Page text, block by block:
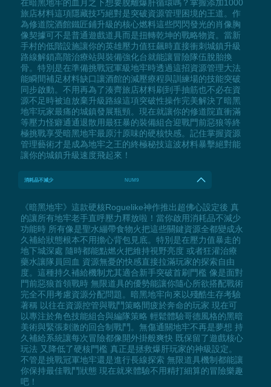
在暗黑地牢的血月之下想要脫離爆肝循環嗎？掌握添加1000
旅店材料這項隱藏技巧絕對是突破資源管理困境的王道。作
為修道院酒館鐵匠鋪升級的核心燃料這些閃閃發光的肖像胸
像契據可不是普通遊戲道具而是扭轉乾坤的戰略物資。當新
手村的低階設施讓你的英雄壓力值狂飆時直接衝刺城鎮升級
路線解鎖高階治療站與裝備強化台就能讓冒險隊伍脫胎換
骨。特別是在準備挑戰冠軍級地牢時透過這招資源管理大法
能瞬間補足材料缺口讓酒館的減壓療程與訓練場的技能突破
同步啟動。不用再為了湊齊旅店材料刷到手抽筋也不必在資
源不足時被迫放棄升級路線這項突破性操作完美解決了暗黑
地牢玩家最痛的城鎮發展瓶頸。現在就讓你的修道院直衝滿
等壓力怪癖通通退散用最狂暴的裝備組合迎戰門前惡狼等終
極挑戰享受暗黑地牢最原汁原味的硬核快感。記住掌握資源
管理藝術才是成為地牢之王的終極秘技這波材料暴擊絕對能
讓你的城鎮升級速度飛起來！
消耗品不減少 NUM9
《暗黑地牢》這款硬核Roguelike神作推出超佛心設定後 真
的讓所有地牢老手直呼壓力釋放啦！當你啟用消耗品不減少
功能時 所有像是聖水繃帶食物火把這些關鍵資源全都變成永
久補給狀態根本不用擔心背包見底。特別是在壓力值暴走的
地下城深處 隨時都能點燃火把維持視野亮度 或者狂灌治療
藥水讓隊員回血 資源無憂的快感直接拉滿玩家的探索自由
度。這種持久補給機制尤其適合新手突破首刷門檻 像是面對
門前惡狼首領戰時 無限道具的優勢能讓你隨心所欲搭配戰術
完全不用考慮資源分配問題。暗黑地牢向來以殘酷生存考驗
著稱 以往在資源控管與戰鬥策略間疲於奔命的玩家 現在可
以專注於角色技能組合與編隊策略 輕鬆體驗哥德風格的黑暗
美術與緊張刺激的回合制戰鬥。無傷通關地牢不再是夢想 持
久補給系統讓每次冒險都像開外掛般爽快 既保留了遊戲核心
玩法 又降低了硬核門檻 真正是拯救爆肝玩家的神級設定。
不管是挑戰冠軍地牢還是進行長線探索 無限道具機制都能讓
你保持最佳戰鬥狀態 現在就來體驗不用精打細算的冒險樂趣
吧！